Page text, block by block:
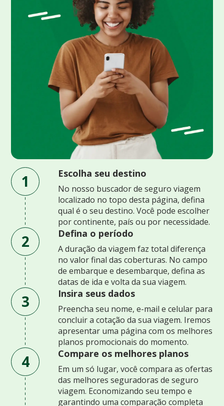
1 Escolha seu destino
No nosso buscador de seguro viagem
localizado no topo desta página, defina
qual é o seu destino. Você pode escolher
por continente, país ou por necessidade.
2 Defina o período
A duração da viagem faz total diferença
no valor final das coberturas. No campo
de embarque e desembarque, defina as
datas de ida e volta da sua viagem.
3 Insira seus dados
Preencha seu nome, e-mail e celular para
concluir a cotação da sua viagem. Iremos
apresentar uma página com os melhores
planos promocionais do momento.
4 Compare os melhores planos
Em um só lugar, você compara as ofertas
das melhores seguradoras de seguro
viagem. Economizando seu tempo e
garantindo uma comparação completa